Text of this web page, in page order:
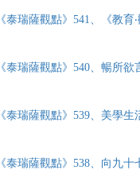
《泰瑞薩觀點》541、《教育
《泰瑞薩觀點》540、暢所
《泰瑞薩觀點》539、美學
《泰瑞薩觀點》538、向九